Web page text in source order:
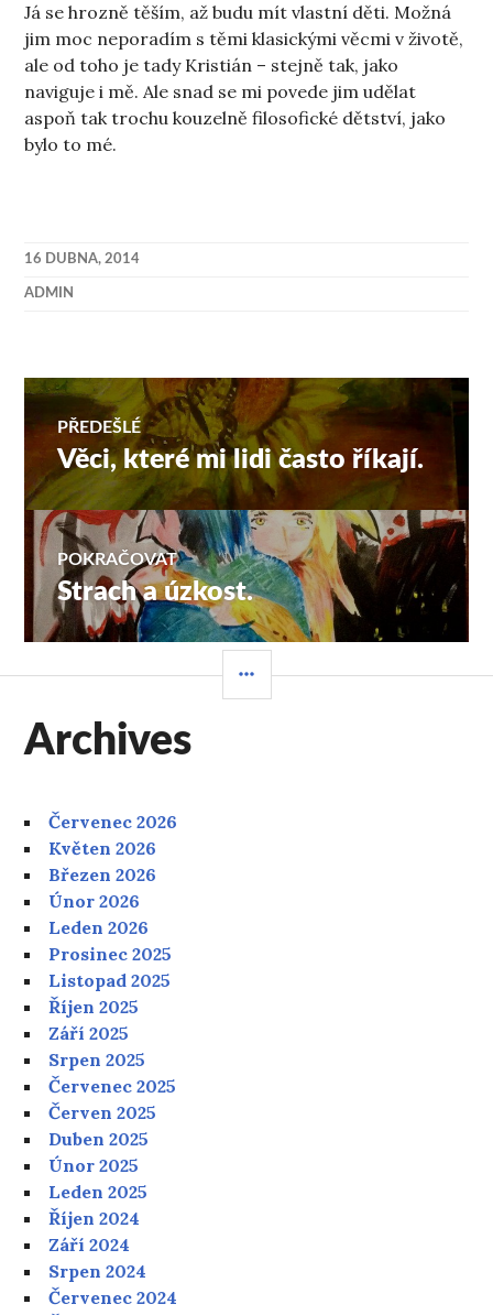
Já se hrozně těším, až budu mít vlastní děti. Možná
jim moc neporadím s těmi klasickými věcmi v životě,
ale od toho je tady Kristián – stejně tak, jako
naviguje i mě. Ale snad se mi povede jim udělat
aspoň tak trochu kouzelně filosofické dětství, jako
bylo to mé.
16 DUBNA, 2014
ADMIN
Navigace
pro
příspěvek
PŘEDEŠLÉ
Předchozí
příspěvek:
Věci, které mi lidi často říkají.
POKRAČOVAT
Následující
příspěvek:
Strach a úzkost.
PANEL
Archives
Červenec 2026
Květen 2026
Březen 2026
Únor 2026
Leden 2026
Prosinec 2025
Listopad 2025
Říjen 2025
Září 2025
Srpen 2025
Červenec 2025
Červen 2025
Duben 2025
Únor 2025
Leden 2025
Říjen 2024
Září 2024
Srpen 2024
Červenec 2024